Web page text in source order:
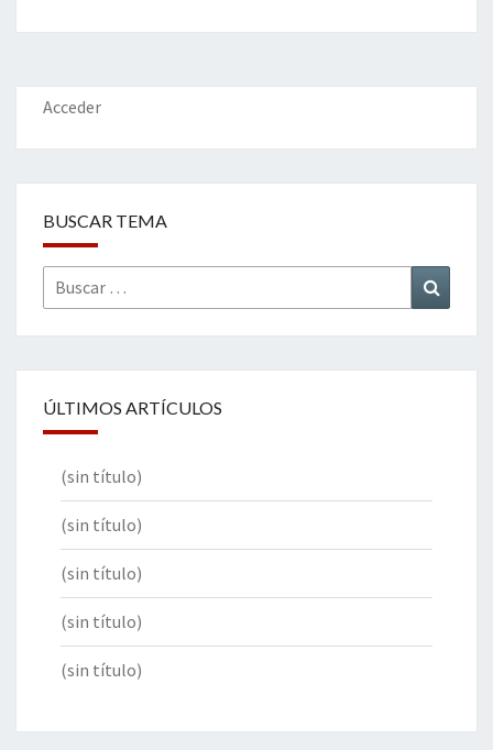
o
o
k
er dI
n
l
p
ar
Acceder
BUSCAR TEMA
Buscar
por:
ÚLTIMOS ARTÍCULOS
(sin título)
(sin título)
(sin título)
(sin título)
(sin título)